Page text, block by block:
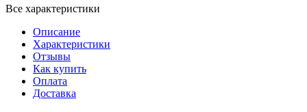
Все характеристики
Описание
Характеристики
Отзывы
Как купить
Оплата
Доставка